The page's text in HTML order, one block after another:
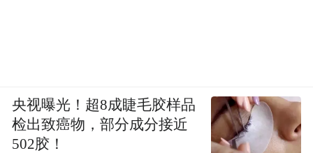
央视曝光！超8成睫毛胶样品
检出致癌物，部分成分接近
502胶！